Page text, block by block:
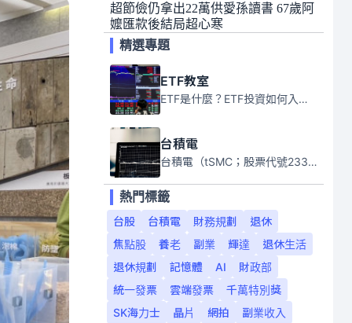
超節儉仍拿出22萬供愛孫讀書 67歲阿
嬤匯款後結局超心寒
精選專題
ETF教室
ETF是什麼？ETF投資如何入門？本系列專題文章將會告訴你新手必須知道的ETF基礎知識。
台積電
台積電（tSMC；股票代號2330）是全球領先的半導體代工公司，成立於1987年，總部位於台灣新竹。且已於美國、日本、德國及中國設廠，台積電是全球首家專業積體電路製造服務公司，也是全球最先進和最大規模的半導體代工廠。
熱門標籤
台股
台積電 財務規劃
退休
焦點股
養老 副業 輝達
退休生活
退休規劃
記憶體 AI
財政部
統一發票
雲端發票
千萬特別獎
SK海力士
晶片 網拍 副業收入